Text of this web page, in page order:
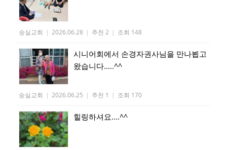
숭실교회 | 2026.06.28 | 추천 2 | 조회 148
시니어회에서 손경자권사님을 만나뵙고
왔습니다.....^^
숭실교회 | 2026.06.25 | 추천 1 | 조회 170
힐링하셔요....^^